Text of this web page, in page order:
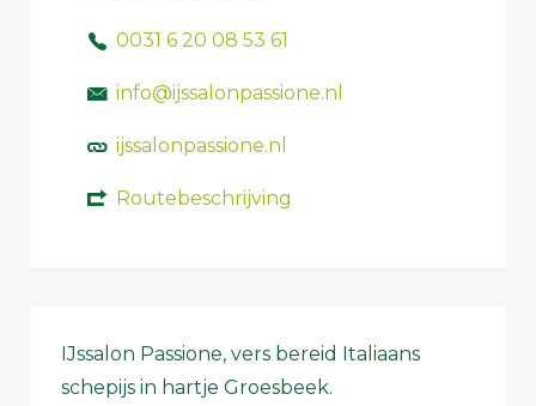
0031 6 20 08 53 61
info@ijssalonpassione.nl
ijssalonpassione.nl
Routebeschrijving
IJssalon Passione, vers bereid Italiaans
schepijs in hartje Groesbeek.